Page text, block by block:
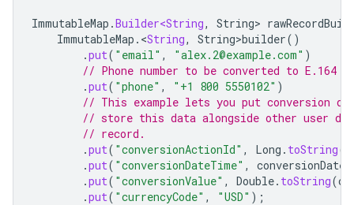
ImmutableMap .Builder<String, String>
ImmutableMap . <String, String>builder()
.put( "email" , "alex.2@example.com" )
// Phone number to be converted to
.put( "phone" , "+1 800 5550102" )
// This example lets you put conversion
// store this data alongside other user
// record.
.put( "conversionActionId" , Long . toString(
.put( "conversionDateTime" ,
.put( "conversionValue" , Double. toString(
.put( "currencyCode" , "USD" );